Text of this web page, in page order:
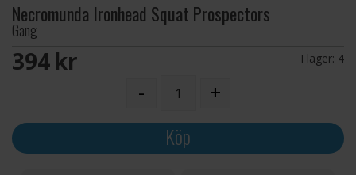
Necromunda Ironhead Squat Prospectors
Gang
394 SEK I lager: 4
- +
Köp